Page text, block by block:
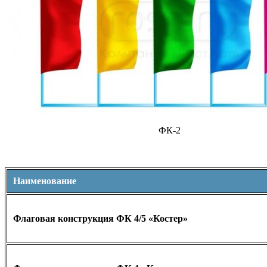
ФК-2
Наименование
Флаговая конструкция ФК 4/5 «Костер»